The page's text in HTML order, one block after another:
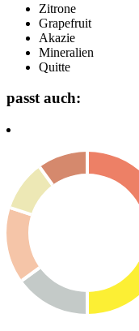
Zitrone
Grapefruit
Akazie
Mineralien
Quitte
passt auch: